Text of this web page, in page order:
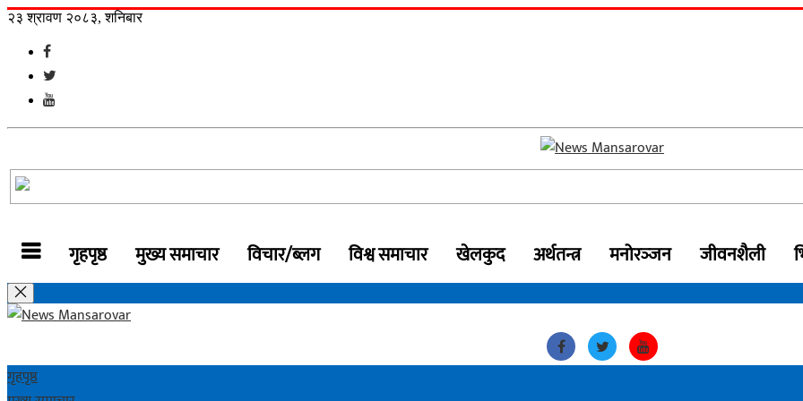
२३ श्रावण २०८३, शनिबार
गृहपृष्ठ मुख्य समाचार विचार/ब्लग विश्व समाचार खेलकुद अर्थतन्त्र मनोरञ्‍जन जीवनशैली
गृहपृष्ठ